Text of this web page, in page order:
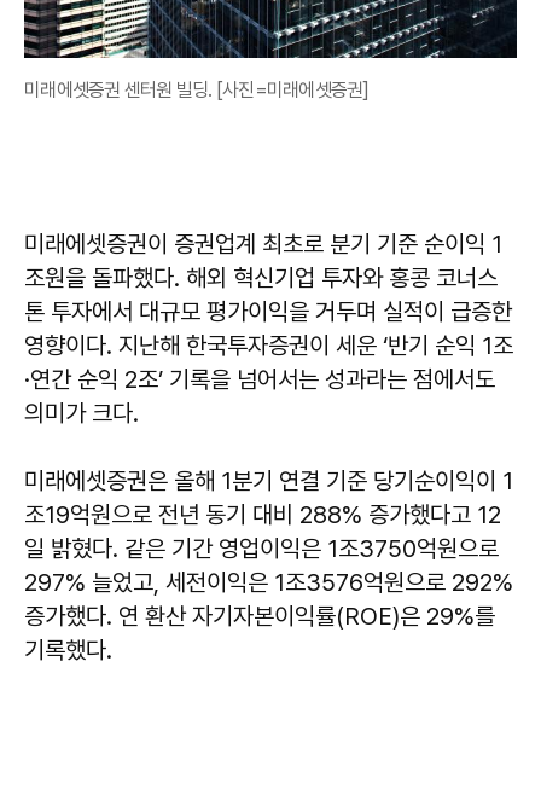
미래에셋증권 센터원 빌딩. [사진=미래에셋증권]
미래에셋증권이 증권업계 최초로 분기 기준 순이익 1
조원을 돌파했다. 해외 혁신기업 투자와 홍콩 코너스
톤 투자에서 대규모 평가이익을 거두며 실적이 급증한
영향이다. 지난해 한국투자증권이 세운 ‘반기 순익 1조
·연간 순익 2조’ 기록을 넘어서는 성과라는 점에서도
의미가 크다.
미래에셋증권은 올해 1분기 연결 기준 당기순이익이 1
조19억원으로 전년 동기 대비 288% 증가했다고 12
일 밝혔다. 같은 기간 영업이익은 1조3750억원으로
297% 늘었고, 세전이익은 1조3576억원으로 292%
증가했다. 연 환산 자기자본이익률(ROE)은 29%를
기록했다.